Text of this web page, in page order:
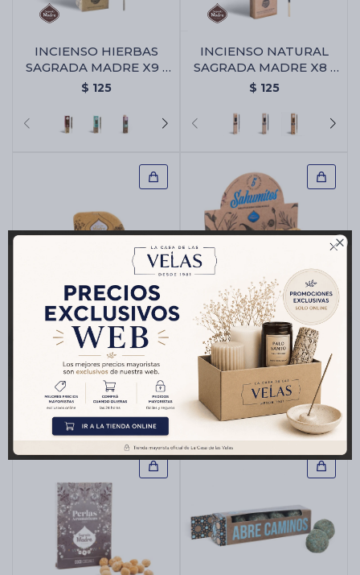

INCIENSO HIERBAS
SAGRADA MADRE X9 -
Anis/canela/olibano
$ 125
INCIENSO NATURAL
SAGRADA MADRE X8 -
Ambar
$ 125
SAHUMOS SAGRADA
MADRE - Blanco Yagra
$ 100
SAHUMITOS SAGRADA
MADRE X5 -
Calendula/manzanilla
360